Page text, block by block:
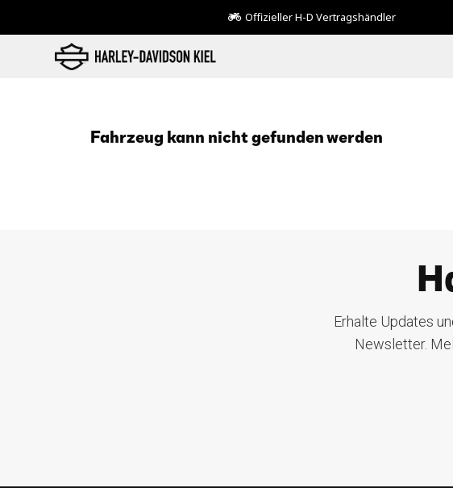
Offizieller H-D Vertragshändler
Fahrzeug kann nicht gefunden werden
Erhalte Updates
Newsletter.